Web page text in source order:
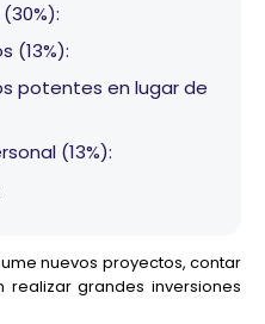
(13%):
potentes en lugar de
(13%):
nuevos proyectos, contar
grandes inversiones